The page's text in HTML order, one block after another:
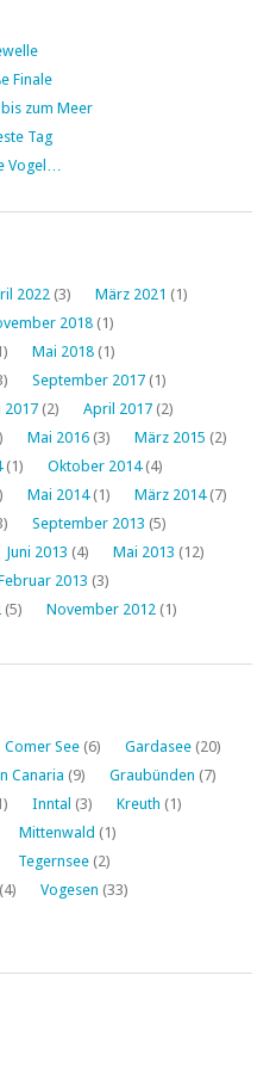
Finale
zum Meer
Tag
Vogel…
2022 (3) März 2021 (1)
2018 (1)
Mai 2018 (1)
September 2017 (1)
2017 (2) April 2017 (2)
Mai 2016 (3) März 2015 (2)
(1) Oktober 2014(4)
Mai 2014(1) März 2014(7)
September 2013 (5)
Juni 2013 (4) Mai 2013 (12)
2013 (3)
(5) November 2012 (1)
Comer See (6) Gardasee (20)
Canaria (9) Graubünden (7)
Inntal (3) Kreuth (1)
Mittenwald (1)
Tegernsee (2)
(4) Vogesen (33)